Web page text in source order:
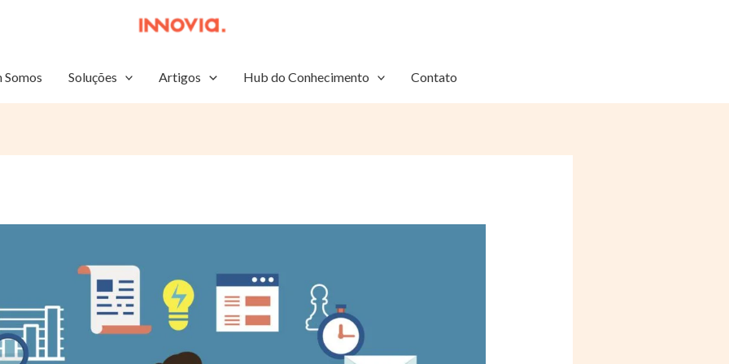
Somos Soluções Artigos Hub do Conhecimento Contato